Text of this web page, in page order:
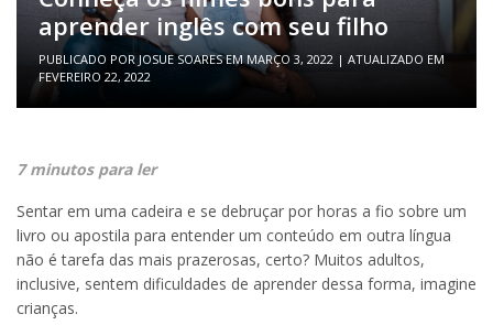
aprender inglês com seu filho
PUBLICADO POR JOSUE SOARESEMMARÇO 3, 2022 | ATUALIZADO EM
FEVEREIRO 22, 2022
7 minutos para ler
Sentar em uma cadeira e se debruçar por horas a fio sobre um
livro ou apostila para entender um conteúdo em outra língua
não é tarefa das mais prazerosas, certo? Muitos adultos,
inclusive, sentem dificuldades de aprender dessa forma, imagine
crianças.